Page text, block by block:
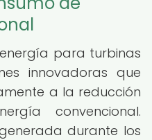
para turbinas
innovadoras que
a la reducción
convencional.
durante los